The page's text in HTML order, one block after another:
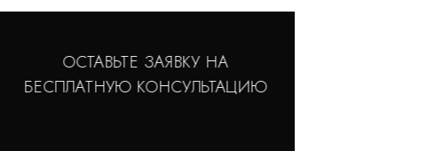
ОСТАВЬТЕ ЗАЯВКУ НА
БЕСПЛАТНУЮ КОНСУЛЬТАЦИЮ